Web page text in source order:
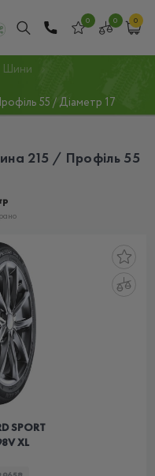
0 0 0
Шини
55 / Діаметр 17
215 / Профіль 55
SPORT
XL